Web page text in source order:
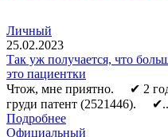
Личный
25.02.2023
Так уж получается, что
это пациентки
Чтож, мне приятно. ⠀ ✔ 2
груди патент (2521446). ⠀
Подробнее
Официальный